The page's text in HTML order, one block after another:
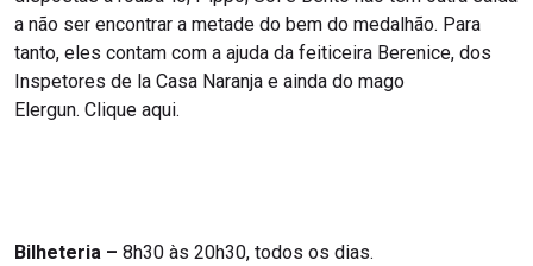
a não ser encontrar a metade do bem do medalhão. Para
tanto, eles contam com a ajuda da feiticeira Berenice, dos
Inspetores de la Casa Naranja e ainda do mago
Elergun. Clique aqui.
Bilheteria – 8h30 às 20h30, todos os dias.